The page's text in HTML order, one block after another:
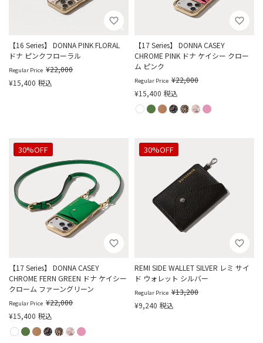
【16 Series】 DONNA PINK FLORAL
ドナ ピンクフローラル
Regular Price ¥22,000
¥15,400 税込
【17 Series】 DONNA CASEY
CHROME PINK ドナ ケイシー クロー
ム ピンク
Regular Price ¥22,000
¥15,400 税込
【17 Series】 DONNA CASEY
CHROME FERN GREEN ドナ ケイシー
クローム ファーングリーン
30%OFF
Regular Price ¥22,000
¥15,400 税込
REMI SIDE WALLET SILVER レミ サイ
ド ウォレット シルバー
30%OFF
Regular Price ¥13,200
¥9,240 税込